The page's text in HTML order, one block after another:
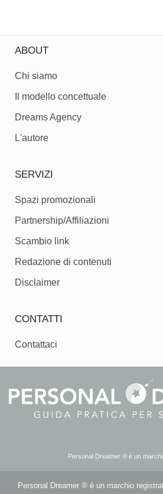
ABOUT
Chi siamo
Il modello concettuale
Dreams Agency
L'autore
SERVIZI
Spazi promozionali
Partnership/Affiliazioni
Scambio link
Redazione di contenuti
Disclaimer
CONTATTI
Contattaci
Personal Dreamer ® è un
Personal Dreamer ® è un marchio